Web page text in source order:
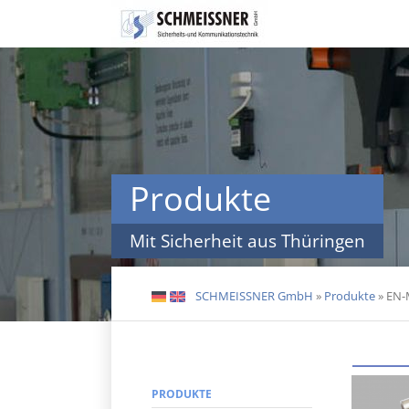
Navigation
überspringen
Produkte
Mit Sicherheit aus Thüringen
DE EN SCHMEISSNER GmbH » Produkte»
PRODUKTE